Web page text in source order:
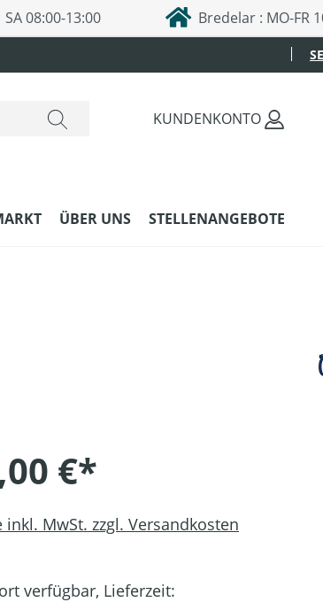
08:00-13:00 Bredelar : MO-FR
KUNDENKONTO
ÜBER UNS STELLENANGEBOTE
€*
inkl. MwSt. zzgl. Versandkosten
verfügbar, Lieferzeit: